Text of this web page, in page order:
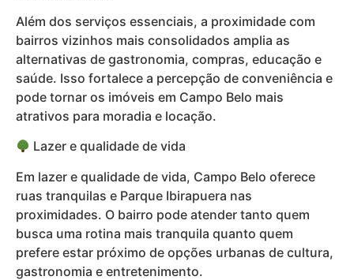
Além dos serviços essenciais, a proximidade com
bairros vizinhos mais consolidados amplia as
alternativas de gastronomia, compras, educação e
saúde. Isso fortalece a percepção de conveniência e
pode tornar os imóveis em Campo Belo mais
atrativos para moradia e locação.
Lazer e qualidade de vida
Em lazer e qualidade de vida, Campo Belo oferece
ruas tranquilas e Parque Ibirapuera nas
proximidades. O bairro pode atender tanto quem
busca uma rotina mais tranquila quanto quem
prefere estar próximo de opções urbanas de cultura,
gastronomia e entretenimento.